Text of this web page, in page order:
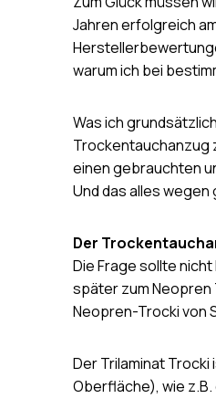
Jahren erfolgreich
warum ich bei
Was ich
Trockentauchanzug
einen gebrauchten
Und das alles
Der
Die Frage sollte
später zum Neopren
Neopren-Trocki von
Der Trilaminat
Oberfläche), wie